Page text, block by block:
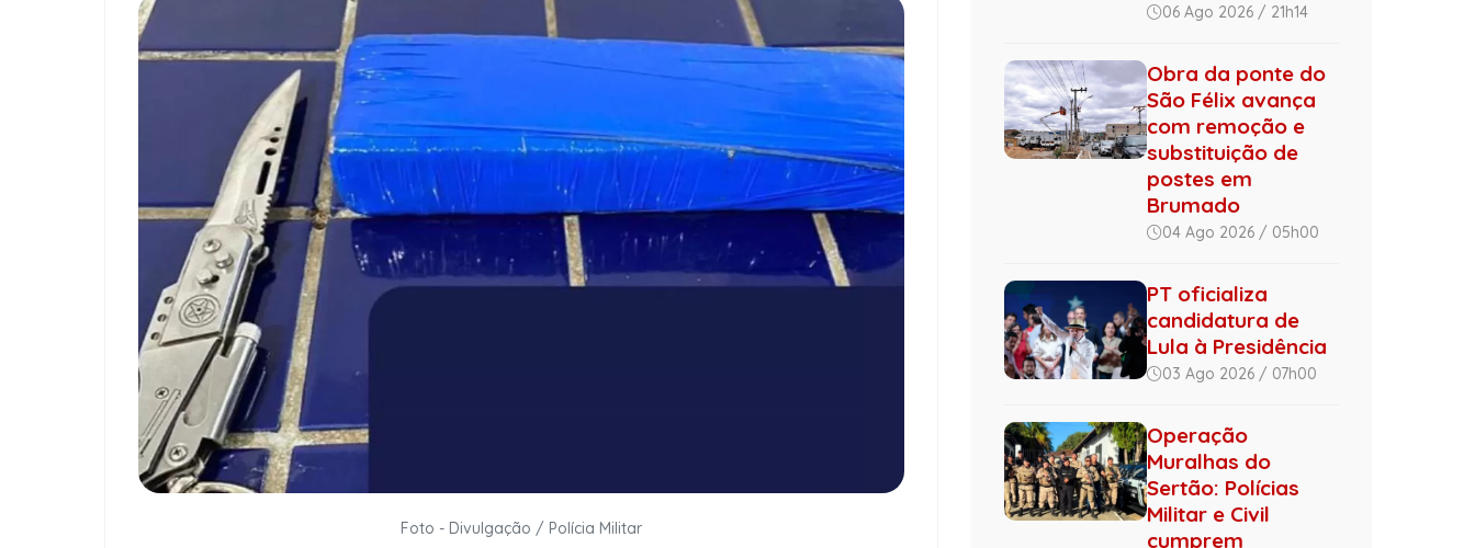
Foto - Divulgação / Polícia Militar
06 Ago 2026 / 21h14
Obra da ponte do
São Félix avança
com remoção e
substituição de
postes em
Brumado
04 Ago 2026 / 05h00
PT oficializa
candidatura de
Lula à Presidência
03 Ago 2026 / 07h00
Operação
Muralhas do
Sertão: Polícias
Militar e Civil
cumprem